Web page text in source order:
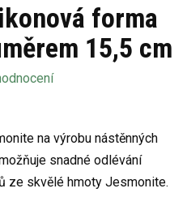
forma
15,5 cm
na výrobu nástěnných
snadné odlévání
ze skvělé hmoty Jesmonite.